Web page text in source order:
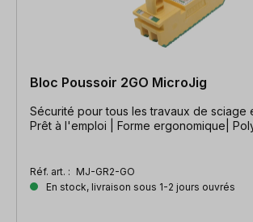
Bloc Poussoir 2GO MicroJig
Sécurité pour tous les travaux de sciage
Prêt à l'emploi | Forme ergonomique|
Réf. art. : MJ-GR2-GO
En stock, livraison sous 1-2 jours ouvrés